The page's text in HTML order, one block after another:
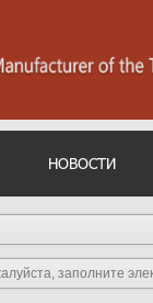
НОВОСТИ